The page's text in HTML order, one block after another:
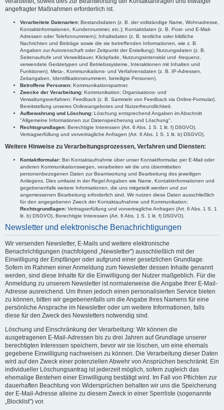
angefragter Maßnahmen erforderlich ist.
Verarbeitete Datenarten: Bestandsdaten (z. B. der vollständige Name, Wohnadresse,
Kontaktinformationen, Kundennummer, etc.); Kontaktdaten (z. B. Post- und E-Mail-
Adressen oder Telefonnummern); Inhaltsdaten (z. B. textliche oder bildliche
Nachrichten und Beiträge sowie die sie betreffenden Informationen, wie z. B.
Angaben zur Autorenschaft oder Zeitpunkt der Erstellung); Nutzungsdaten (z. B.
Seitenaufrufe und Verweildauer, Klickpfade, Nutzungsintensität und -frequenz,
verwendete Gerätetypen und Betriebssysteme, Interaktionen mit Inhalten und
Funktionen). Meta-, Kommunikations- und Verfahrensdaten (z. B. IP-Adressen,
Zeitangaben, Identifikationsnummern, beteiligte Personen).
Betroffene Personen: Kommunikationspartner.
Zwecke der Verarbeitung: Kommunikation; Organisations- und
Verwaltungsverfahren; Feedback (z. B. Sammeln von Feedback via Online-Formular).
Bereitstellung unseres Onlineangebotes und Nutzerfreundlichkeit.
Aufbewahrung und Löschung: Löschung entsprechend Angaben im Abschnitt
"Allgemeine Informationen zur Datenspeicherung und Löschung".
Rechtsgrundlagen: Berechtigte Interessen (Art. 6 Abs. 1 S. 1 lit. f) DSGVO).
Vertragserfüllung und vorvertragliche Anfragen (Art. 6 Abs. 1 S. 1 lit. b) DSGVO).
Weitere Hinweise zu Verarbeitungsprozessen, Verfahren und Diensten:
Kontaktformular: Bei Kontaktaufnahme über unser Kontaktformular, per E-Mail oder
anderen Kommunikationswegen, verarbeiten wir die uns übermittelten
personenbezogenen Daten zur Beantwortung und Bearbeitung des jeweiligen
Anliegens. Dies umfasst in der Regel Angaben wie Name, Kontaktinformationen und
gegebenenfalls weitere Informationen, die uns mitgeteilt werden und zur
angemessenen Bearbeitung erforderlich sind. Wir nutzen diese Daten ausschließlich
für den angegebenen Zweck der Kontaktaufnahme und Kommunikation;
Rechtsgrundlagen: Vertragserfüllung und vorvertragliche Anfragen (Art. 6 Abs. 1 S. 1
lit. b) DSGVO), Berechtigte Interessen (Art. 6 Abs. 1 S. 1 lit. f) DSGVO).
Newsletter und elektronische Benachrichtigungen
Wir versenden Newsletter, E-Mails und weitere elektronische
Benachrichtigungen (nachfolgend „Newsletter") ausschließlich mit der
Einwilligung der Empfänger oder aufgrund einer gesetzlichen Grundlage.
Sofern im Rahmen einer Anmeldung zum Newsletter dessen Inhalte genannt
werden, sind diese Inhalte für die Einwilligung der Nutzer maßgeblich. Für die
Anmeldung zu unserem Newsletter ist normalerweise die Angabe Ihrer E-Mail-
Adresse ausreichend. Um Ihnen jedoch einen personalisierten Service bieten
zu können, bitten wir gegebenenfalls um die Angabe Ihres Namens für eine
persönliche Ansprache im Newsletter oder um weitere Informationen, falls
diese für den Zweck des Newsletters notwendig sind.
Löschung und Einschränkung der Verarbeitung: Wir können die
ausgetragenen E-Mail-Adressen bis zu drei Jahren auf Grundlage unserer
berechtigten Interessen speichern, bevor wir sie löschen, um eine ehemals
gegebene Einwilligung nachweisen zu können. Die Verarbeitung dieser Daten
wird auf den Zweck einer potenziellen Abwehr von Ansprüchen beschränkt. Ein
individueller Löschungsantrag ist jederzeit möglich, sofern zugleich das
ehemalige Bestehen einer Einwilligung bestätigt wird. Im Fall von Pflichten zur
dauerhaften Beachtung von Widersprüchen behalten wir uns die Speicherung
der E-Mail-Adresse alleine zu diesem Zweck in einer Sperrliste (sogenannte
„Blocklist") vor.